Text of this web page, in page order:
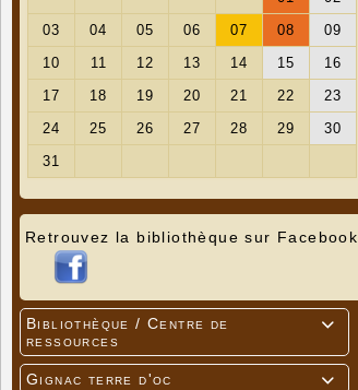
Retrouvez la bibliothèque sur Facebook

Bibliothèque / Centre de
ressources

Gignac terre d'oc